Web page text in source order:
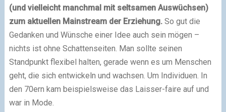
(und vielleicht manchmal mit seltsamen Auswüchsen)
zum aktuellen Mainstream der Erziehung.So gut die
Gedanken und Wünsche einer Idee auch sein mögen –
nichts ist ohne Schattenseiten. Man sollte seinen
Standpunkt flexibel halten, gerade wenn es um Menschen
geht, die sich entwickeln und wachsen. Um Individuen. In
den 70ern kam beispielsweise das Laisser-faire auf und
war in Mode.